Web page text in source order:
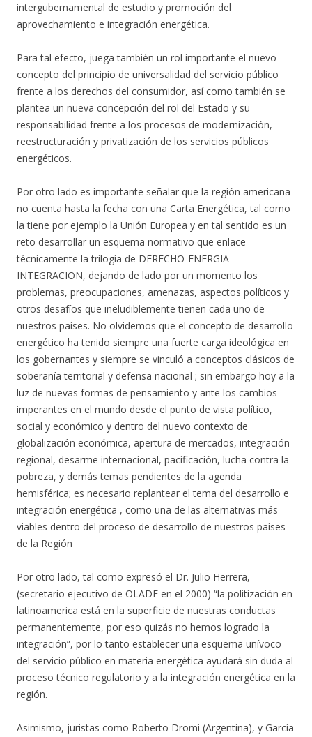
intergubernamental de estudio y promoción del
aprovechamiento e integración energética.
Para tal efecto, juega también un rol importante el nuevo
concepto del principio de universalidad del servicio público
frente a los derechos del consumidor, así como también se
plantea un nueva concepción del rol del Estado y su
responsabilidad frente a los procesos de modernización,
reestructuración y privatización de los servicios públicos
energéticos.
Por otro lado es importante señalar que la región americana
no cuenta hasta la fecha con una Carta Energética, tal como
la tiene por ejemplo la Unión Europea y en tal sentido es un
reto desarrollar un esquema normativo que enlace
técnicamente la trilogía de DERECHO-ENERGIA-
INTEGRACION, dejando de lado por un momento los
problemas, preocupaciones, amenazas, aspectos políticos y
otros desafíos que ineludiblemente tienen cada uno de
nuestros países. No olvidemos que el concepto de desarrollo
energético ha tenido siempre una fuerte carga ideológica en
los gobernantes y siempre se vinculó a conceptos clásicos de
soberanía territorial y defensa nacional ; sin embargo hoy a la
luz de nuevas formas de pensamiento y ante los cambios
imperantes en el mundo desde el punto de vista político,
social y económico y dentro del nuevo contexto de
globalización económica, apertura de mercados, integración
regional, desarme internacional, pacificación, lucha contra la
pobreza, y demás temas pendientes de la agenda
hemisférica; es necesario replantear el tema del desarrollo e
integración energética , como una de las alternativas más
viables dentro del proceso de desarrollo de nuestros países
de la Región
Por otro lado, tal como expresó el Dr. Julio Herrera,
(secretario ejecutivo de OLADE en el 2000) “la politización en
latinoamerica está en la superficie de nuestras conductas
permanentemente, por eso quizás no hemos logrado la
integración”, por lo tanto establecer una esquema unívoco
del servicio público en materia energética ayudará sin duda al
proceso técnico regulatorio y a la integración energética en la
región.
Asimismo, juristas como Roberto Dromi (Argentina), y García